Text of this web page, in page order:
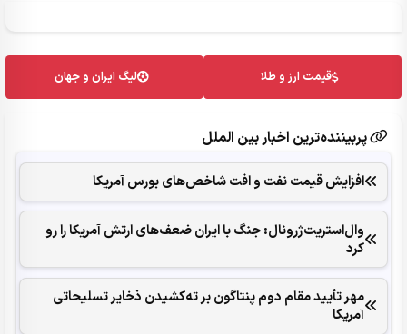
قیمت ارز و طلا لیگ ایران و جهان
پربیننده‌ترین اخبار بین الملل
افزایش قیمت نفت و افت شاخص‌های بورس آمریکا
وال‌استریت‌ژرونال: جنگ با ایران ضعف‌های ارتش آمریکا را رو
کرد
مهر تأیید مقام دوم پنتاگون بر ته‌کشیدن ذخایر تسلیحاتی
آمریکا